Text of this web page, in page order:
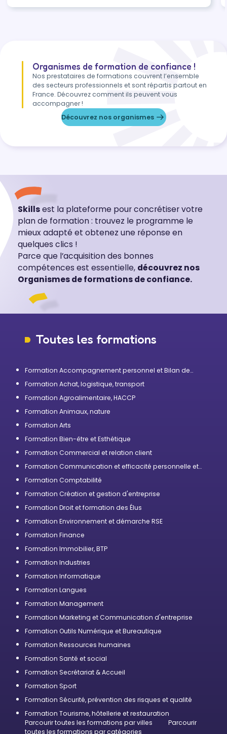
Organismes de formation de confiance !
Nos prestataires de formations couvrent l’ensemble
des secteurs professionnels et sont répartis partout en
France. Découvrez comment ils peuvent vous
accompagner !
Découvrez nos organismes
Skillsest la plateforme pour concrétiser votre
plan de formation : trouvez le programme le
mieux adapté et obtenez une réponse en
quelques clics !
Parce que l’acquisition des bonnes
compétences est essentielle, découvrez nos
Organismes de formations de confiance.
Toutes les formations
Formation Accompagnement personnel et Bilan de
Formation Achat, logistique, transport
Formation Agroalimentaire, HACCP
Formation Animaux, nature
Formation Arts
Formation Bien-être et Esthétique
Formation Commercial et relation client
Formation Communication et efficacité personnelle et
Formation Comptabilité
Formation Création et gestion d'entreprise
Formation Droit et formation des Élus
Formation Environnement et démarche RSE
Formation Finance
Formation Immobilier, BTP
Formation Industries
Formation Informatique
Formation Langues
Formation Management
Formation Marketing et Communication d'entreprise
Formation Outils Numérique et Bureautique
Formation Ressources humaines
Formation Santé et social
Formation Secrétariat & Accueil
Formation Sport
Formation Sécurité, prévention des risques et qualité
Formation Tourisme, hôtellerie et restauration
Parcourir toutes les formations par villes
Parcourir
toutes les formations par catégories